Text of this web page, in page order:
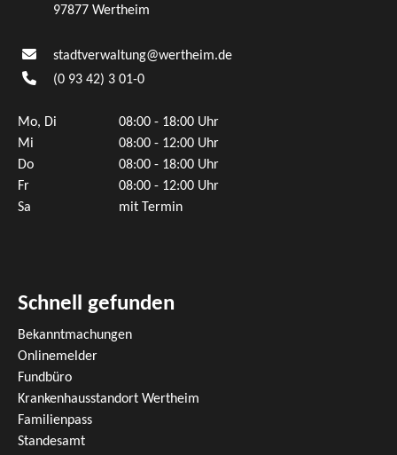
97877 Wertheim
stadtverwaltung@wertheim.de
(0 93 42) 3 01-0
Mo, Di
08:00 - 18:00 Uhr
Mi
08:00 - 12:00 Uhr
Do
08:00 - 18:00 Uhr
Fr
08:00 - 12:00 Uhr
Sa
mit Termin
Schnell gefunden
Bekanntmachungen
Onlinemelder
Fundbüro
Krankenhausstandort Wertheim
Familienpass
Standesamt